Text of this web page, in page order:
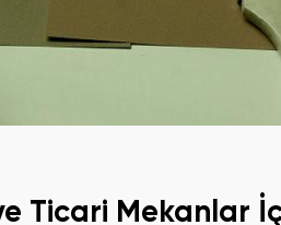
Ticari Mekanlar